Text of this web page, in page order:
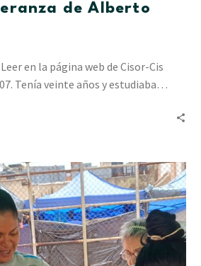
de Alberto
en la página web de Cisor-Cis
Tenía veinte años y estudiaba…
“Resiliencia
en
Acción”
ha
acompañado
a